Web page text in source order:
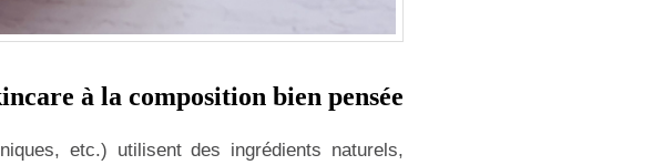
à la composition bien pensée
etc.) utilisent des ingrédients naturels,